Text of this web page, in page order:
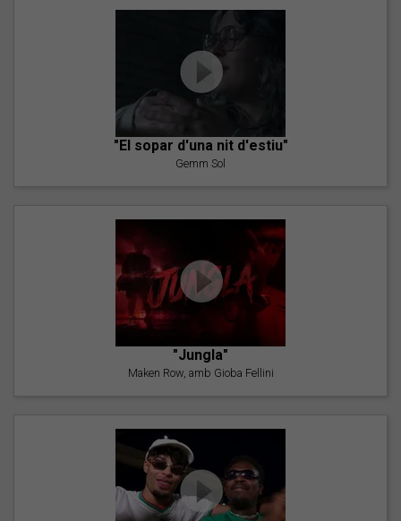
"El sopar d'una nit d'estiu"
Gemm Sol
"Jungla"
Maken Row, amb Gioba Fellini